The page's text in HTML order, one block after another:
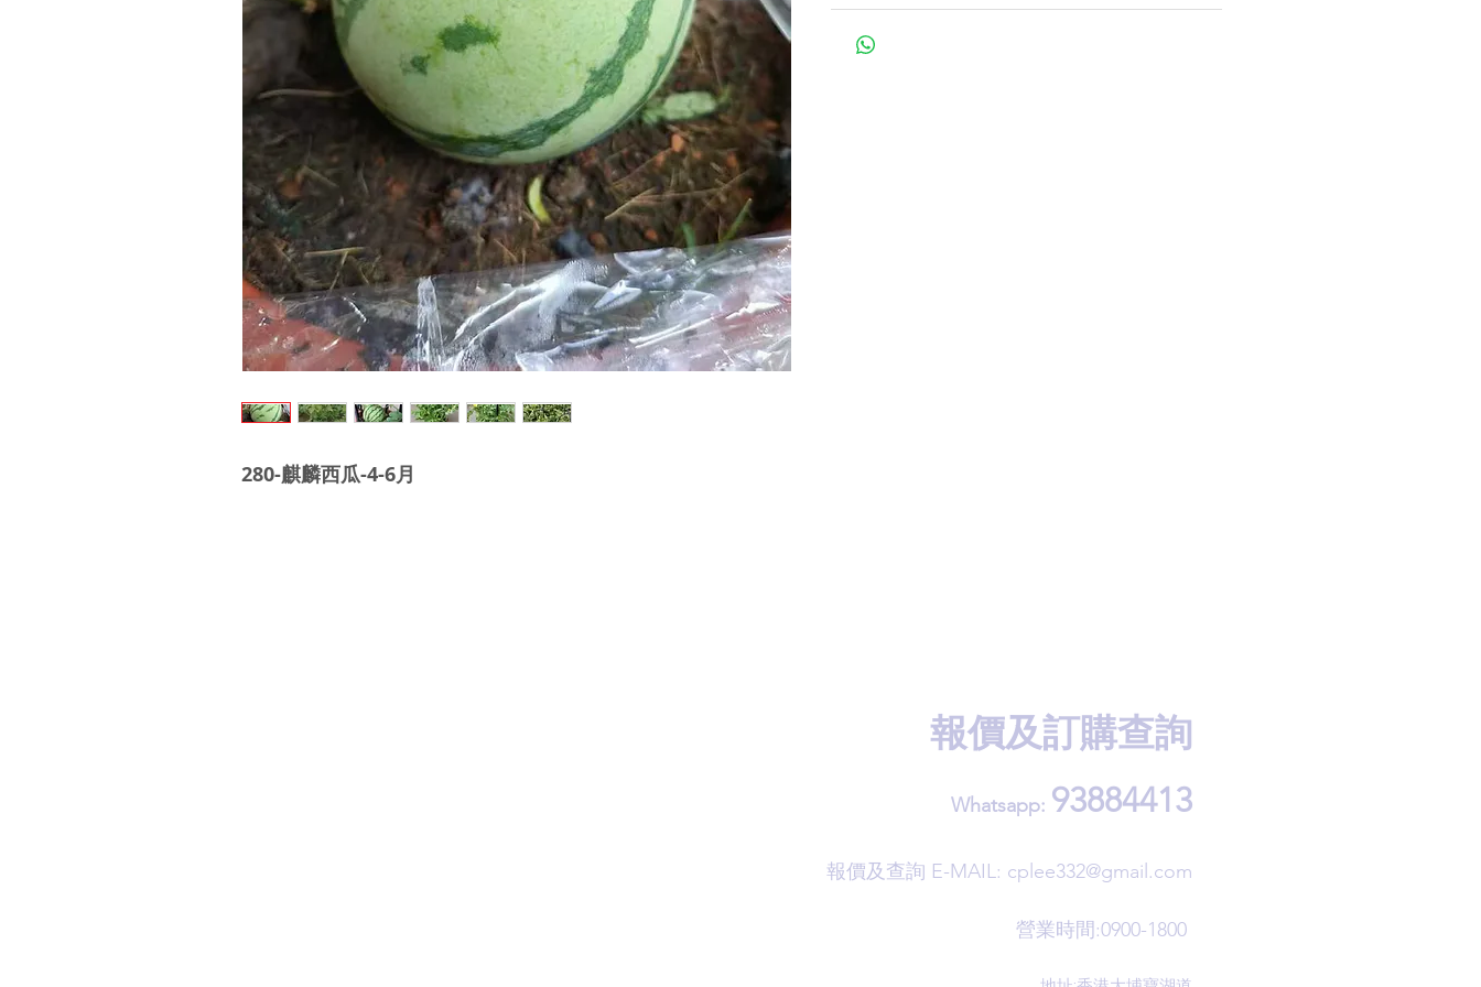
280-麒麟西瓜-4-6月
報價及訂購查詢
Whatsapp: 93884413
​報價及查詢 E-MAIL: cplee332@gmail.com
營業時間:0900-1800